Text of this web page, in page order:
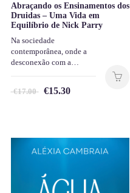
Abraçando os Ensinamentos dos
Druidas – Uma Vida em
Equilíbrio de Nick Parry
Na sociedade
contemporânea, onde a
desconexão com a…
€17.00 €15.30